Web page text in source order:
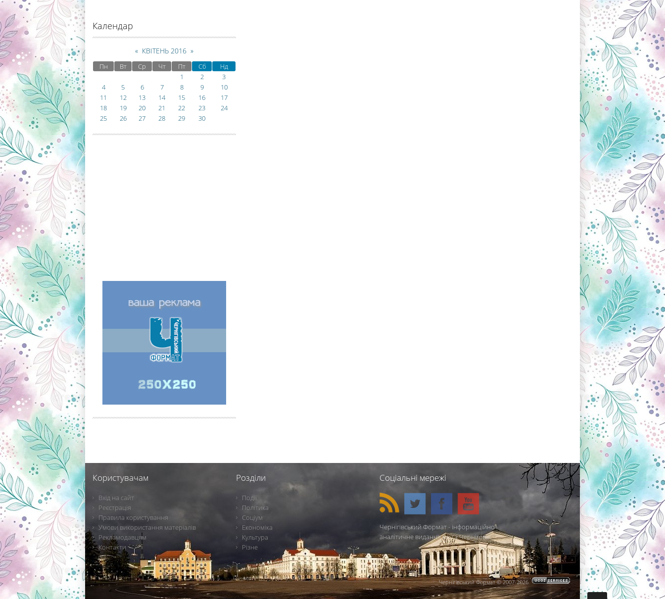
Календар
« КВІТЕНЬ 2016 »
Пн Вт Ср Чт Пт Сб
Нд
1
2
3
4
5 6 7 8 9
10
11
12 13 14 15 16
17
18
19 20 21 22 23
24
25
26 27 28 29 30
Користувачам
Вхід на сайт
Реєстрація
Правила користування
Умови використання матеріалів
Рекламодавцям
Контакти
Розділи
Події
Політика
Соціум
Економіка
Культура
Різне
Соціальні мережі
Чернігівський Формат - інформаційно-
аналітичне видання міста Чернігова.
Чернігівський Формат © 2007-2026. .